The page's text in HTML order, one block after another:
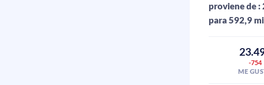
proviene de :
para 592,9
-754
ME